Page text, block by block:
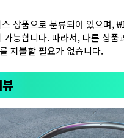
상품으로 분류되어 있으며,
가능합니다. 따라서, 다른 상품
지불할 필요가 없습니다.